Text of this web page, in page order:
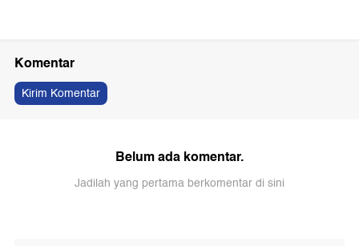
Komentar
Kirim Komentar
Belum ada komentar.
Jadilah yang pertama berkomentar di sini